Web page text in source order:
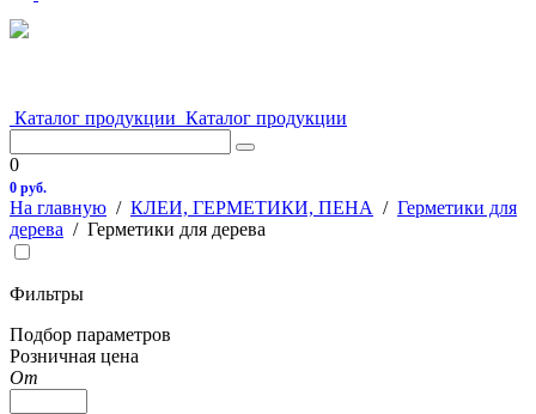
Каталог продукции Каталог продукции
0
0 руб.
На главную / КЛЕИ, ГЕРМЕТИКИ, ПЕНА / Герметики для
дерева / Герметики для дерева
Фильтры
Подбор параметров
Розничная цена
От